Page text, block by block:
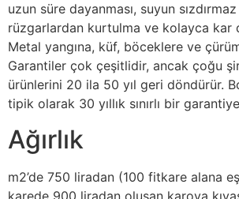
uzun süre dayanması, suyun sızdırmaz
rüzgarlardan kurtulma ve kolayca kar
Metal yangına, küf, böceklere ve
Garantiler çok çeşitlidir, ancak çoğu
ürünlerini 20 ila 50 yıl geri döndürür.
tipik olarak 30 yıllık sınırlı bir
Ağırlık
m2’de 750 liradan (100 fitkare alana
karede 900 liradan oluşan karoya